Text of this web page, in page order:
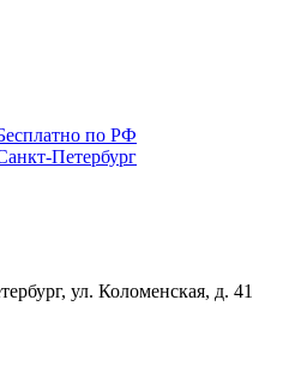
по РФ
Петербург
ул. Коломенская, д. 41